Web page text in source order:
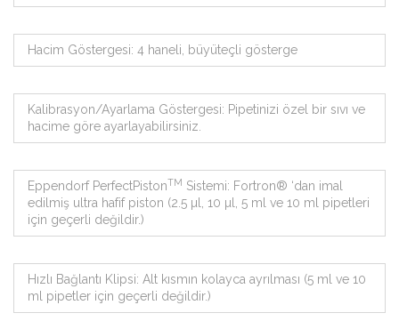
Hacim Göstergesi: 4 haneli, büyüteçli gösterge
Kalibrasyon/Ayarlama Göstergesi: Pipetinizi özel bir sıvı ve
hacime göre ayarlayabilirsiniz.
Eppendorf PerfectPistonTM Sistemi: Fortron® ‘dan imal
edilmiş ultra hafif piston (2.5 µl, 10 µl, 5 ml ve 10 ml pipetleri
için geçerli değildir.)
Hızlı Bağlantı Klipsi: Alt kısmın kolayca ayrılması (5 ml ve 10
ml pipetler için geçerli değildir.)